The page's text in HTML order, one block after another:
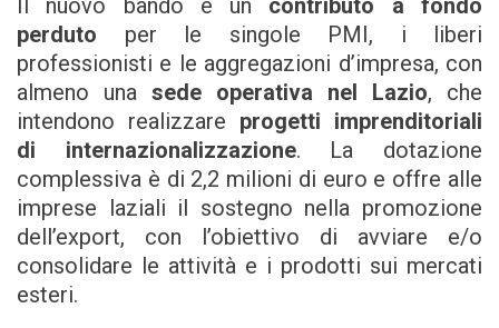
Il nuovo bando è un contributo a fondo
perduto per le singole PMI, i liberi
professionisti e le aggregazioni d’impresa, con
almeno una sede operativa nel Lazio, che
intendono realizzare progetti imprenditoriali
di internazionalizzazione. La dotazione
complessiva è di 2,2 milioni di euro e offre alle
imprese laziali il sostegno nella promozione
dell’export, con l’obiettivo di avviare e/o
consolidare le attività e i prodotti sui mercati
esteri.